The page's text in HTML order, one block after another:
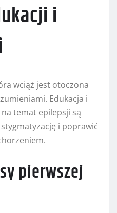
i
wciąż jest otoczona
Edukacja i
temat epilepsji są
i poprawić
pierwszej